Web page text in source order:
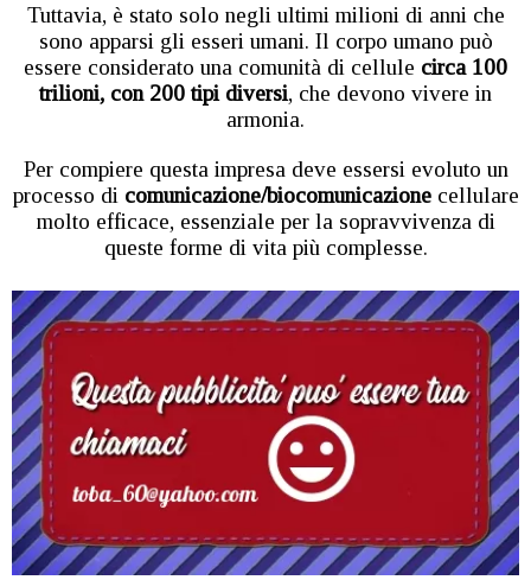
Tuttavia, è stato solo negli ultimi milioni di anni che
sono apparsi gli esseri umani. Il corpo umano può
essere considerato una comunità di cellule circa 100
trilioni, con 200 tipi diversi, che devono vivere in
armonia.
Per compiere questa impresa deve essersi evoluto un
processo di comunicazione/biocomunicazionecellulare
molto efficace, essenziale per la sopravvivenza di
queste forme di vita più complesse.